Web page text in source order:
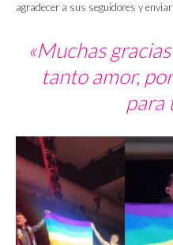
agradecer a sus seguidores y
«Muchas
tanto amor,
para